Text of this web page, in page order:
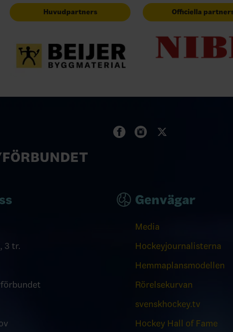
Huvudpartners Officiella
3 tr.
Genvägar
Media
Hockeyjournalisterna
Hemmaplansmodellen
Rörelsekurvan
svenskhockey.tv
Hockey Hall of Fame